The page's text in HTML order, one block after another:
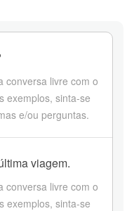
conversa livre com o
exemplos, sinta-se
e/ou perguntas.
viagem.
conversa livre com o
exemplos, sinta-se